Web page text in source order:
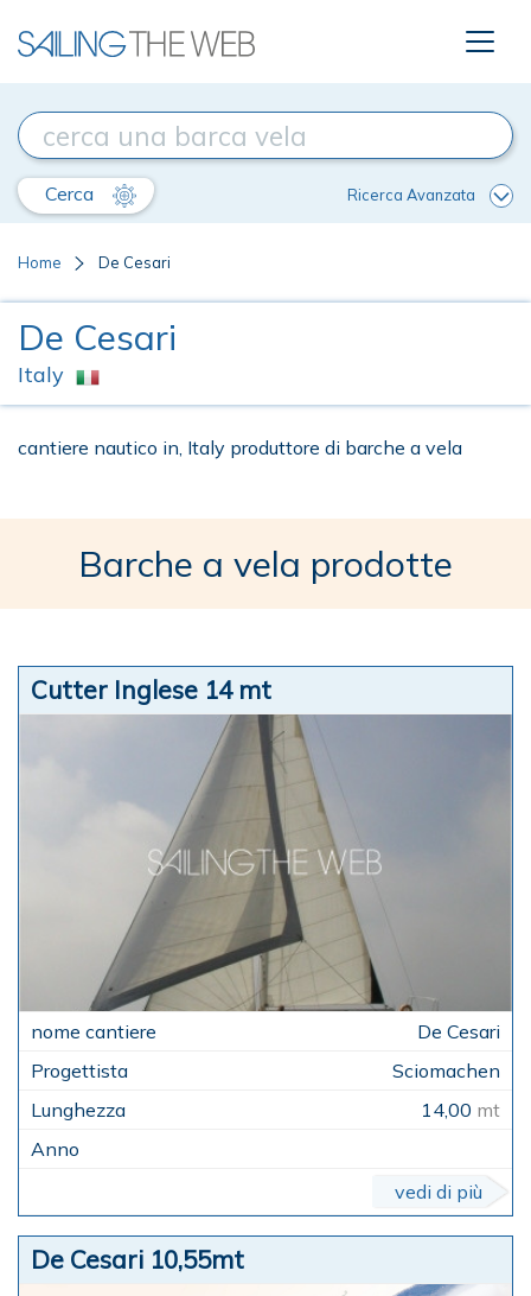
Cerca Ricerca Avanzata
Home De Cesari
De Cesari
Italy
cantiere nautico in, Italy produttore di barche a vela
Barche a vela prodotte
Cutter Inglese 14 mt
De Cesari
Sciomachen
14,00 mt
vedi di più
De Cesari 10,55mt